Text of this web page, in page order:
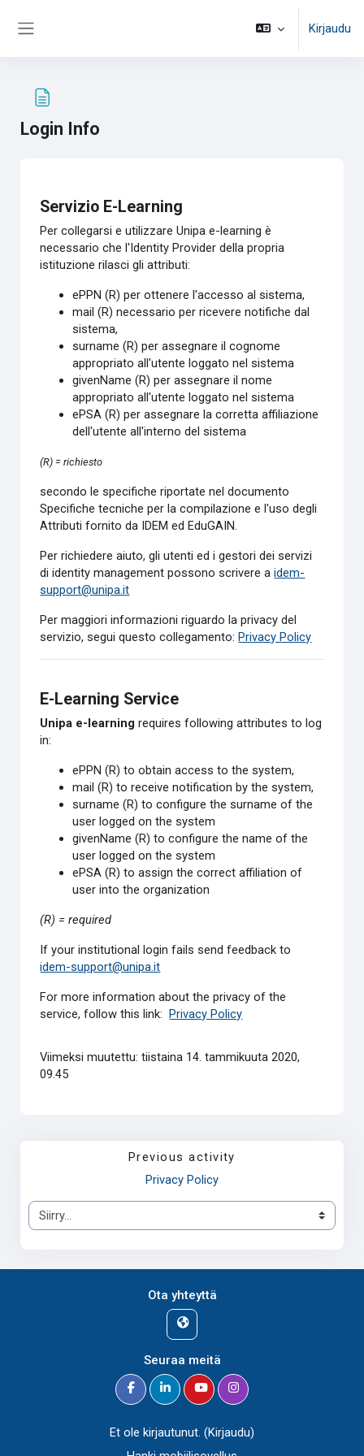
Kirjaudu
Login Info
Servizio E-Learning
Per collegarsi e utilizzare Unipa e-learning è
necessario che l'Identity Provider della propria
istituzione rilasci gli attributi:
ePPN (R) per ottenere l'accesso al sistema,
mail (R) necessario per ricevere notifiche dal
sistema,
surname (R) per assegnare il cognome
appropriato all'utente loggato nel sistema
givenName (R) per assegnare il nome
appropriato all'utente loggato nel sistema
ePSA (R) per assegnare la corretta affiliazione
dell'utente all'interno del sistema
(R) = richiesto
secondo le specifiche riportate nel documento
Specifiche tecniche per la compilazione e l'uso degli
Attributi fornito da IDEM ed EduGAIN.
Per richiedere aiuto, gli utenti ed i gestori dei servizi
di identity management possono scrivere aidem-
support@unipa.it
Per maggiori informazioni riguardo la privacy del
servizio, segui questo collegamento:Privacy Policy
E-Learning Service
Unipa e-learningrequires following attributes to log
in:
ePPN (R) to obtain access to the system,
mail (R) to receive notification by the system,
surname (R) to configure the surname of the
user logged on the system
givenName (R) to configure the name of the
user logged on the system
ePSA (R) to assign the correct affiliation of
user into the organization
(R) = required
If your institutional login fails send feedback to
idem-support@unipa.it
For more information about the privacy of the
service, follow this link:Privacy Policy
Viimeksi muutettu: tiistaina 14. tammikuuta 2020,
09.45
Previous activity
Privacy Policy
Siirry...
Ota yhteyttä
Seuraa meitä
Et ole kirjautunut. (Kirjaudu)